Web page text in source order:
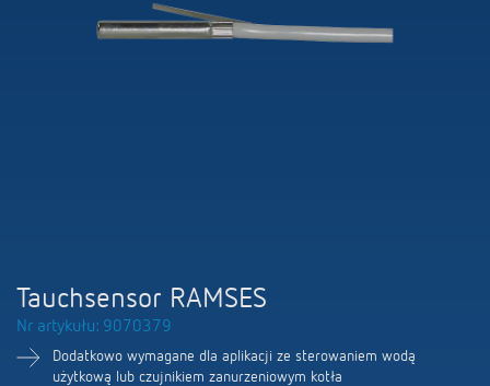
Akcesoria
Rozwiązania
100 lat Theben
Osoby kontaktowe
Tauchsensor RAMSES
Nr artykułu: 9070379
Dodatkowo wymagane dla aplikacji ze sterowaniem wodą
użytkową lub czujnikiem zanurzeniowym kotła